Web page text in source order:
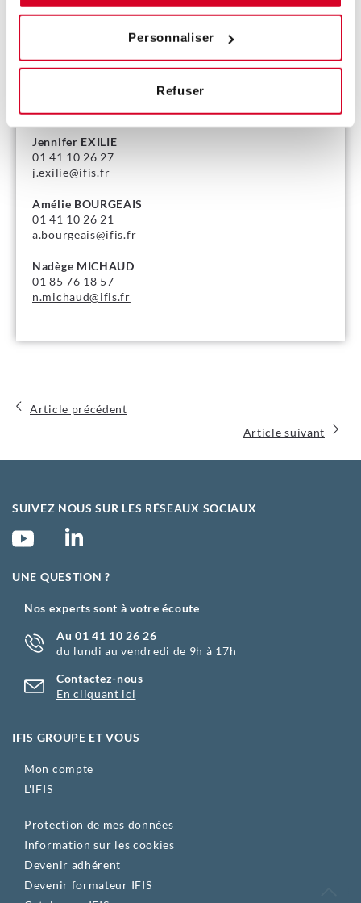
Personnaliser
Refuser
si besoin.
l.fernandez@ifis.fr
Jennifer EXILIE
01 41 10 26 27
j.exilie@ifis.fr
Amélie BOURGEAIS
01 41 10 26 21
a.bourgeais@ifis.fr
Nadège MICHAUD
01 85 76 18 57
n.michaud@ifis.fr
Article précédent
Article suivant
IFIS GROUPE ET VOUS
Mon compte
L'IFIS
Protection de mes données
Information sur les cookies
Devenir adhérent
Devenir formateur IFIS
UNE QUESTION ?
Nos experts sont à votre écoute
Au 01 41 10 26 26
du lundi au vendredi de 9h à 17h
Contactez-nous
En cliquant ici
SUIVEZ NOUS SUR LES RÉSEAUX SOCIAUX